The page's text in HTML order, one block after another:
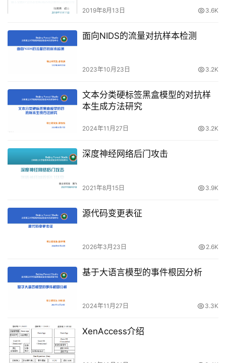
2019年8月13日 3.6K
面向NIDS的流量对抗样本检测
2023年10月23日 3.2K
文本分类硬标签黑盒模型的对抗样
本生成方法研究
2024年11月27日 3.2K
深度神经网络后门攻击
2021年8月15日 3.9K
源代码变更表征
2026年3月23日 2.6K
基于大语言模型的事件根因分析
2024年11月27日 3.3K
XenAccess介绍